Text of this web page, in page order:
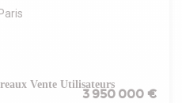
PROCHE GARE DE LYON
de concrétiser un
de bureaux d'une3 950 000 €